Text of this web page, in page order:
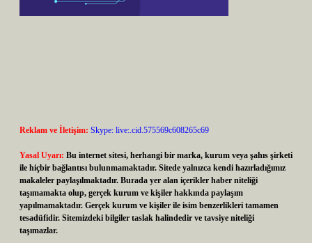
Reklam ve İletişim: Skype: live:.cid.575569c608265c69
Yasal Uyarı: Bu internet sitesi, herhangi bir marka, kurum veya şahıs şirketi
ile hiçbir bağlantısı bulunmamaktadır. Sitede yalnızca kendi hazırladığımız
makaleler paylaşılmaktadır. Burada yer alan içerikler haber niteliği
taşımamakta olup, gerçek kurum ve kişiler hakkında paylaşım
yapılmamaktadır. Gerçek kurum ve kişiler ile isim benzerlikleri tamamen
tesadüfidir. Sitemizdeki bilgiler taslak halindedir ve tavsiye niteliği
taşımazlar.